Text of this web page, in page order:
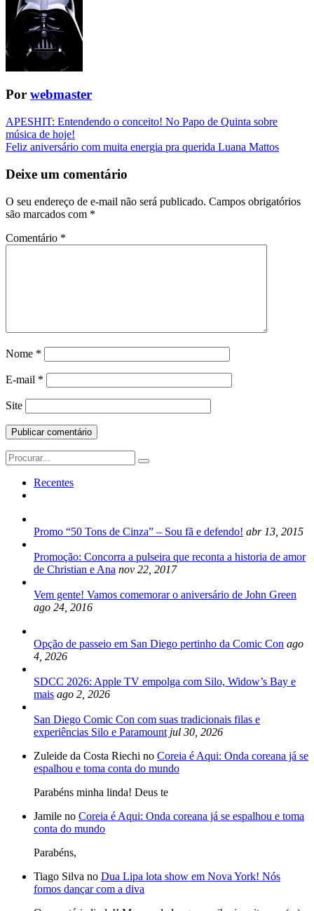
Por webmaster
Navegação
da
APESHIT: Entendendo o conceito! No Papo de Quinta sobre
música de hoje!
Feliz aniversário com muita energia pra querida Luana Mattos
Deixe um comentário
O seu endereço de e-mail não será publicado. Campos obrigatórios
são marcados com *
Comentário *
Nome *
E-mail *
Site
Search
for:
Recentes
Promo “50 Tons de Cinza” – Sou fã e defendo! abr 13, 2015
Promoção: Concorra a pulseira que reconta a historia de amor
de Christian e Ana nov 22, 2017
Vem gente! Vamos comemorar o aniversário de John Green
ago 24, 2016
Opção de passeio em San Diego pertinho da Comic Con ago
4, 2026
SDCC 2026: Apple TV empolga com Silo, Widow’s Bay e
mais ago 2, 2026
San Diego Comic Con com suas tradicionais filas e
experiências Silo e Paramount jul 30, 2026
Zuleide da Costa Riechi no Coreia é Aqui: Onda coreana já se
espalhou e toma conta do mundo
Parabéns minha linda! Deus te
Jamile no Coreia é Aqui: Onda coreana já se espalhou e toma
conta do mundo
Parabéns,
Tiago Silva no Dua Lipa lota show em Nova York! Nós
fomos dançar com a diva